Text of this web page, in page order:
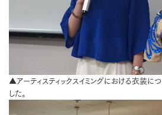
▲アーティスティックスイミングにおける衣装に
した。